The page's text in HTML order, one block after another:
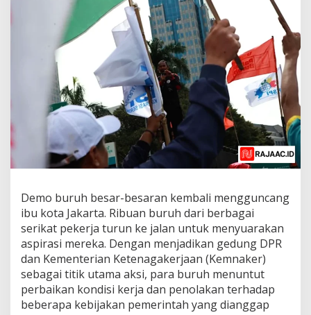
Demo buruh besar-besaran kembali mengguncang
ibu kota Jakarta. Ribuan buruh dari berbagai
serikat pekerja turun ke jalan untuk menyuarakan
aspirasi mereka. Dengan menjadikan gedung DPR
dan Kementerian Ketenagakerjaan (Kemnaker)
sebagai titik utama aksi, para buruh menuntut
perbaikan kondisi kerja dan penolakan terhadap
beberapa kebijakan pemerintah yang dianggap